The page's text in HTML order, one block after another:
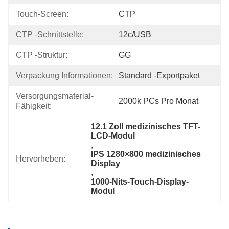
Touch-Screen: CTP
CTP -Schnittstelle: 12c/USB
CTP -Struktur: GG
Verpackung Informationen: Standard -Exportpaket
Versorgungsmaterial-
Fähigkeit:
2000k PCs Pro Monat
Hervorheben:
12.1 Zoll medizinisches TFT-
LCD-Modul
,
IPS 1280×800 medizinisches
Display
,
1000-Nits-Touch-Display-
Modul